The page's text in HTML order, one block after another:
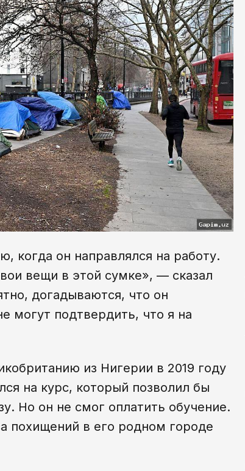
когда он направлялся на работу.
вещи в этой сумке», — сказал
догадываются, что он
могут подтвердить, что я на
из Нигерии в 2019 году
на курс, который позволил бы
Но он не смог оплатить обучение.
похищений в его родном городе